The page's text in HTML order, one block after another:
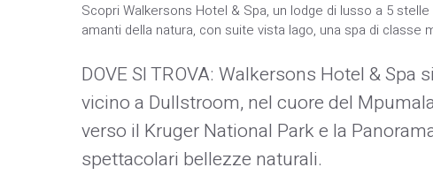
Scopri Walkersons Hotel & Spa, un lodge di lusso a 5
amanti della natura, con suite vista lago, una spa di classe
DOVE SI TROVA: Walkersons Hotel &
vicino a Dullstroom, nel cuore del
verso il Kruger National Park e la
spettacolari bellezze naturali.